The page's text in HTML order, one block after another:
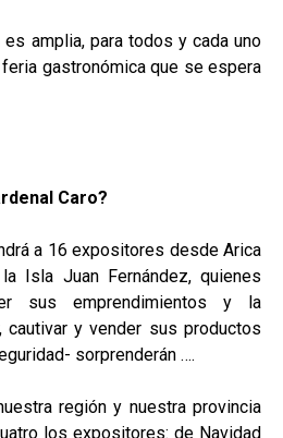
amplia, para todos y cada uno
gastronómica que se espera
Caro?
a 16 expositores desde Arica
Isla Juan Fernández, quienes
sus emprendimientos y la
cautivar y vender sus productos
sorprenderán ….
región y nuestra provincia
los expositores: de Navidad